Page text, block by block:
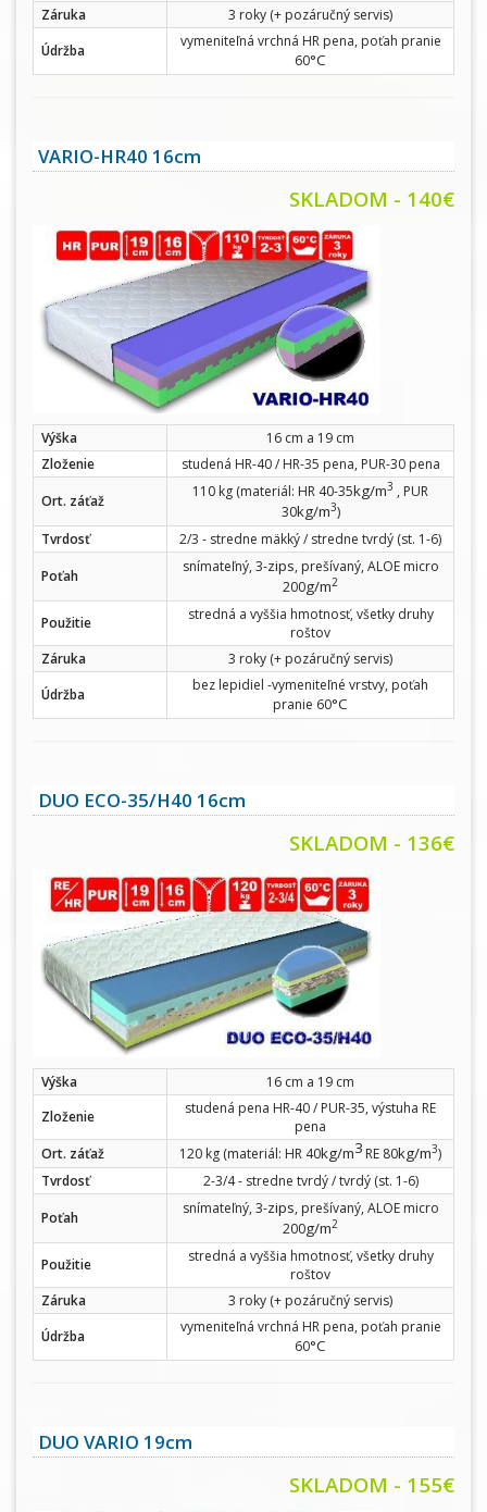
Záruka
3 roky (+ pozáručný servis)
Údržba
vymeniteľná vrchná HR pena, poťah pranie
60°C
VARIO-HR40 16cm
SKLADOM - 140€
Výška
16 cm a 19 cm
Zloženie
studená HR-40 / HR-35 pena, PUR-30 pena
Ort. záťaž
110 kg (materiál: HR 40-35kg/m3 , PUR
30kg/m3)
Tvrdosť
2/3 - stredne mäkký / stredne tvrdý (st. 1-6)
Poťah
snímateľný, 3-zips, prešívaný, ALOE micro
200g/m2
Použitie
stredná a vyššia hmotnosť, všetky druhy
roštov
Záruka
3 roky (+ pozáručný servis)
Údržba
bez lepidiel -vymeniteľné vrstvy, poťah
pranie 60°C
DUO ECO-35/H40 16cm
SKLADOM - 136€
Výška
16 cm a 19 cm
Zloženie
studená pena HR-40 / PUR-35, výstuha RE
pena
Ort. záťaž
120 kg (materiál: HR 40kg/m3 RE 80kg/m3)
Tvrdosť
2-3/4 - stredne tvrdý / tvrdý (st. 1-6)
Poťah
snímateľný, 3-zips, prešívaný, ALOE micro
200g/m2
Použitie
stredná a vyššia hmotnosť, všetky druhy
roštov
Záruka
3 roky (+ pozáručný servis)
Údržba
vymeniteľná vrchná HR pena, poťah pranie
60°C
DUO VARIO 19cm
SKLADOM - 155€